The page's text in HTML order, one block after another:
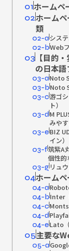
01ホームペ
02ホーム
類
02-aシス
02-bWeb
03 【目的
の日本語
03-aNoto
03-bNoto
03-c游ゴ
ト）
03-dM
みやす
03-eBIZ
イン）
03-f筑紫A
個性的
03-gリュ
04ホーム
04-a
04-bInter
04-c
04-d
04-eLato
05主要な
05-a